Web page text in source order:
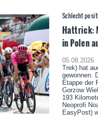
Schlecht
Hattrick:
in Polen
05.08.2026 |
Trek) hat
gewonnen.
Etappe der
Gorzow
193
Neoprofi
EasyPost)